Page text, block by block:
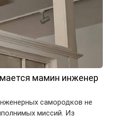
мамин инженер
самородков не
миссий. Из